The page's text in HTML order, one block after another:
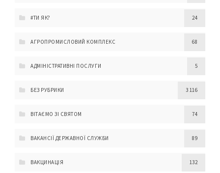
#ТИ ЯК? 24
АГРОПРОМИСЛОВИЙ КОМПЛЕКС 68
АДМІНІСТРАТИВНІ ПОСЛУГИ 5
БЕЗ РУБРИКИ 3 116
ВІТАЄМО ЗІ СВЯТОМ 74
ВАКАНСІЇ ДЕРЖАВНОЇ СЛУЖБИ 89
ВАКЦИНАЦІЯ 132